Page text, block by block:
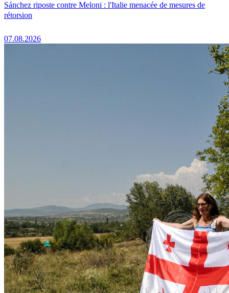
Sánchez riposte contre Meloni : l'Italie menacée de mesures de
rétorsion
07.08.2026